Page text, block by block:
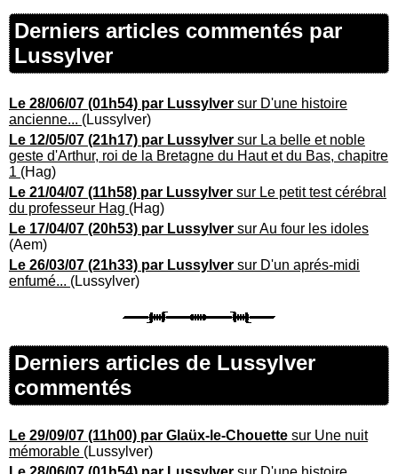
Derniers articles commentés par
Lussylver
Le 28/06/07 (01h54) par Lussylver sur D'une histoire
ancienne... (Lussylver)
Le 12/05/07 (21h17) par Lussylver sur La belle et noble
geste d'Arthur, roi de la Bretagne du Haut et du Bas, chapitre
1 (Hag)
Le 21/04/07 (11h58) par Lussylver sur Le petit test cérébral
du professeur Hag (Hag)
Le 17/04/07 (20h53) par Lussylver sur Au four les idoles
(Aem)
Le 26/03/07 (21h33) par Lussylver sur D'un aprés-midi
enfumé... (Lussylver)
Derniers articles de Lussylver
commentés
Le 29/09/07 (11h00) par Glaüx-le-Chouette sur Une nuit
mémorable (Lussylver)